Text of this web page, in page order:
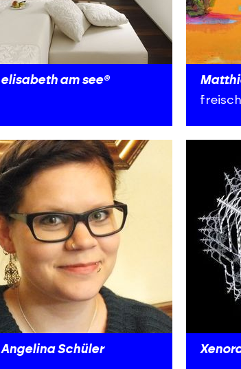
elisabeth am see®
Angelina Schüler